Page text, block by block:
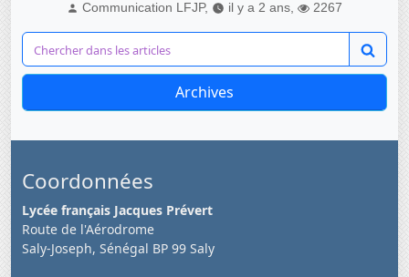
Communication LFJP, il y a 2 ans, 2267
Archives
Coordonnées
Lycée français Jacques Prévert
Route de l'Aérodrome
Saly-Joseph, Sénégal BP 99 Saly